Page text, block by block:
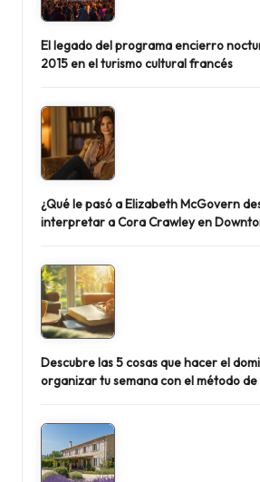
El legado del programa encierro
2015 en el turismo cultural francés
¿Qué le pasó a Elizabeth McGovern
interpretar a Cora Crawley en
Descubre las 5 cosas que hacer el
organizar tu semana con el método